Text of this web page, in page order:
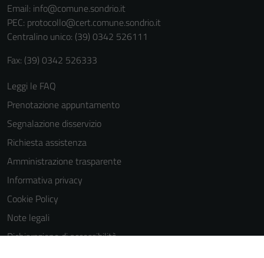
Email: info@comune.sondrio.it
PEC: protocollo@cert.comune.sondrio.it
Centralino unico: (39) 0342 526111
Fax: (39) 0342 526333
Leggi le FAQ
Prenotazione appuntamento
Segnalazione disservizio
Richiesta assistenza
Amministrazione trasparente
Informativa privacy
Cookie Policy
Note legali
Dichiarazione di accessibilità